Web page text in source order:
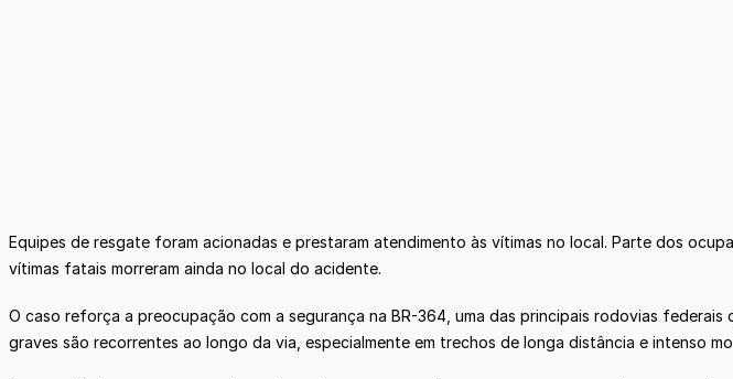
Equipes de resgate foram acionadas e prestaram atendimento às vítimas no local. Parte dos
vítimas fatais morreram ainda no local do acidente.
O caso reforça a preocupação com a segurança na BR-364, uma das principais rodovias
graves são recorrentes ao longo da via, especialmente em trechos de longa distância e intenso